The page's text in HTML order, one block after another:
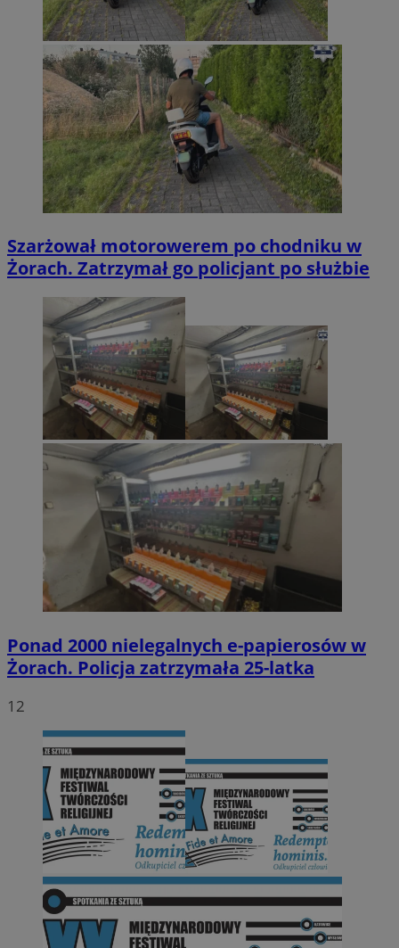
Szarżował motorowerem po chodniku w
Żorach. Zatrzymał go policjant po służbie
Ponad 2000 nielegalnych e-papierosów w
Żorach. Policja zatrzymała 25-latka
12